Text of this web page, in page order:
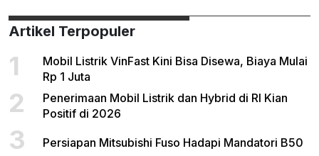
Artikel Terpopuler
1
Mobil Listrik VinFast Kini Bisa Disewa, Biaya Mulai
Rp 1 Juta
2
Penerimaan Mobil Listrik dan Hybrid di RI Kian
Positif di 2026
3 Persiapan Mitsubishi Fuso Hadapi Mandatori B50